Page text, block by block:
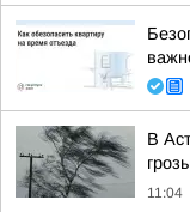
В
11:04